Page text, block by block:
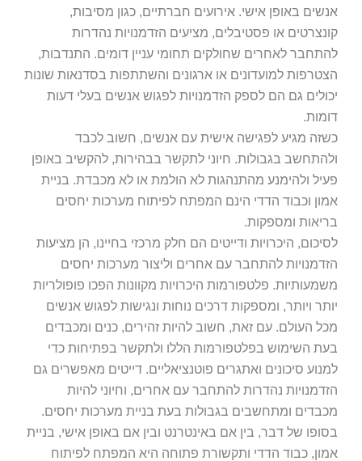
באופן אישי. אירועים חברתיים, כגון מסיבות,
או פסטיבלים, מציעים הזדמנויות נהדרות
לאחרים שחולקים תחומי עניין דומים. התנדבות,
למועדונים או ארגונים והשתתפות בסדנאות שונות
גם הם לספק הזדמנויות לפגוש אנשים בעלי דעות
מגיע לפגישה אישית עם אנשים, חשוב לכבד
בגבולות. חיוני לתקשר בבהירות, להקשיב באופן
ולהימנע מהתנהגות לא הולמת או לא מכבדת. בניית
וכבוד הדדי הינם המפתח לפיתוח מערכות יחסים
ומספקות.
היכרויות ודייטים הם חלק מרכזי בחיינו, הן מציעות
להתחבר עם אחרים וליצור מערכות יחסים
פלטפורמות היכרויות מקוונות הפכו פופולריות
ויותר, ומספקות דרכים נוחות ונגישות לפגוש אנשים
העולם. עם זאת, חשוב להיות זהירים, כנים ומכבדים
השימוש בפלטפורמות הללו ולתקשר בפתיחות כדי
סיכונים ואתגרים פוטנציאליים. דייטים מאפשרים גם
נהדרות להתחבר עם אחרים, וחיוני להיות
ומתחשבים בגבולות בעת בניית מערכות יחסים.
של דבר, בין אם באינטרנט ובין אם באופן אישי, בניית
כבוד הדדי ותקשורת פתוחה היא המפתח לפיתוח